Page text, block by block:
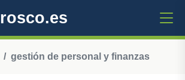
rosco.es
gestión de personal y finanzas